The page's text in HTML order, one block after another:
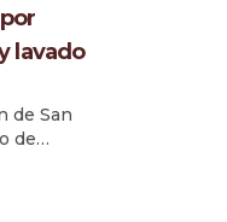
lavado
de San
de